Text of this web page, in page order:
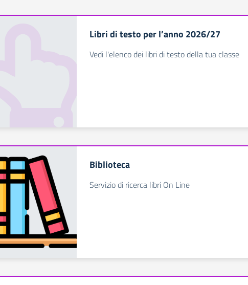
Libri di testo per l’anno 2026/27
Vedi l'elenco dei libri di testo della tua classe
Biblioteca
Servizio di ricerca libri On Line